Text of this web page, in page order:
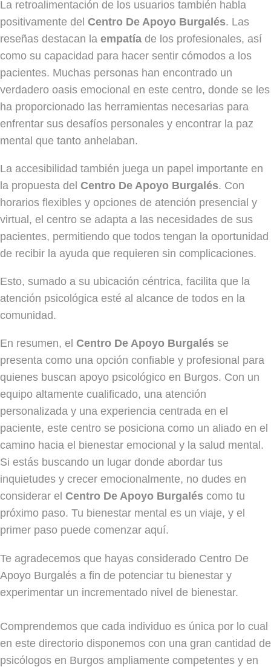
La retroalimentación de los usuarios también habla
positivamente del Centro De Apoyo Burgalés. Las
reseñas destacan la empatía de los profesionales, así
como su capacidad para hacer sentir cómodos a los
pacientes. Muchas personas han encontrado un
verdadero oasis emocional en este centro, donde se les
ha proporcionado las herramientas necesarias para
enfrentar sus desafíos personales y encontrar la paz
mental que tanto anhelaban.
La accesibilidad también juega un papel importante en
la propuesta del Centro De Apoyo Burgalés. Con
horarios flexibles y opciones de atención presencial y
virtual, el centro se adapta a las necesidades de sus
pacientes, permitiendo que todos tengan la oportunidad
de recibir la ayuda que requieren sin complicaciones.
Esto, sumado a su ubicación céntrica, facilita que la
atención psicológica esté al alcance de todos en la
comunidad.
En resumen, el Centro De Apoyo Burgalés se
presenta como una opción confiable y profesional para
quienes buscan apoyo psicológico en Burgos. Con un
equipo altamente cualificado, una atención
personalizada y una experiencia centrada en el
paciente, este centro se posiciona como un aliado en el
camino hacia el bienestar emocional y la salud mental.
Si estás buscando un lugar donde abordar tus
inquietudes y crecer emocionalmente, no dudes en
considerar el Centro De Apoyo Burgalés como tu
próximo paso. Tu bienestar mental es un viaje, y el
primer paso puede comenzar aquí.
Te agradecemos que hayas considerado Centro De
Apoyo Burgalés a fin de potenciar tu bienestar y
experimentar un incrementado nivel de bienestar.
Comprendemos que cada individuo es única por lo cual
en este directorio disponemos con una gran cantidad de
psicólogos en Burgos ampliamente competentes y en